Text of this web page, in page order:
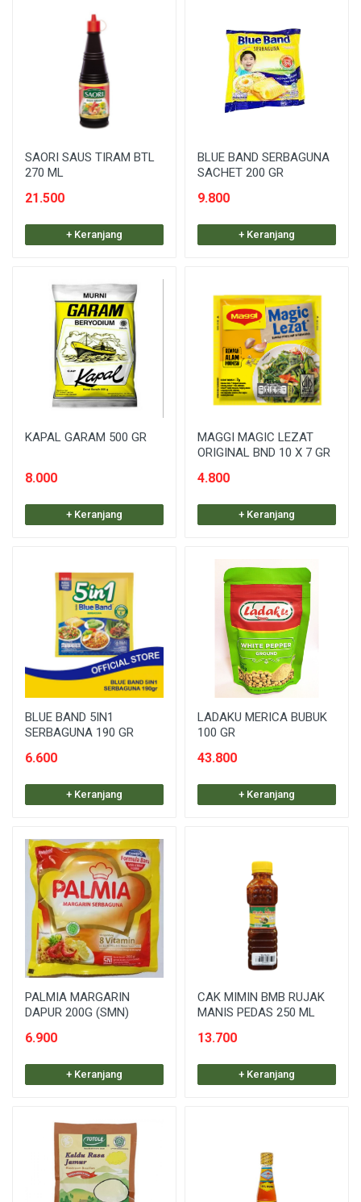
SAORI SAUS TIRAM BTL
270 ML
21.500
+ Keranjang
BLUE BAND SERBAGUNA
SACHET 200 GR
9.800
+ Keranjang
KAPAL GARAM 500 GR
8.000
+ Keranjang
MAGGI MAGIC LEZAT
ORIGINAL BND 10 X 7 GR
4.800
+ Keranjang
BLUE BAND 5IN1
SERBAGUNA 190 GR
6.600
+ Keranjang
LADAKU MERICA BUBUK
100 GR
43.800
+ Keranjang
PALMIA MARGARIN
DAPUR 200G (SMN)
6.900
+ Keranjang
CAK MIMIN BMB RUJAK
MANIS PEDAS 250 ML
13.700
+ Keranjang